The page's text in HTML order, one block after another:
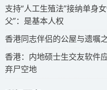
支持“人工生殖法”接纳单身
父”：是基本人权
香港同志伴侣的公屋与遗嘱
香港：内地硕士生交友软件
弃尸空地